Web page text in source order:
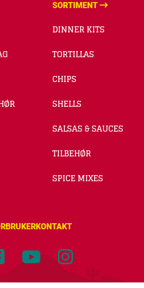
SORTIMENT
DINNER KITS
TORTILLAS
CHIPS
SHELLS
SALSAS & SAUCES
TILBEHØR
SPICE MIXES